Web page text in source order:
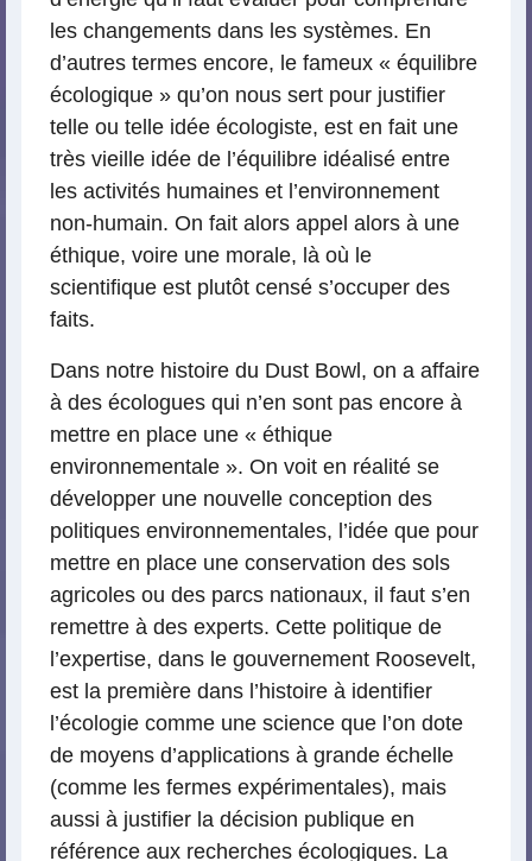
les changements dans les systèmes. En
d’autres termes encore, le fameux « équilibre
écologique » qu’on nous sert pour justifier
telle ou telle idée écologiste, est en fait une
très vieille idée de l’équilibre idéalisé entre
les activités humaines et l’environnement
non-humain. On fait alors appel alors à une
éthique, voire une morale, là où le
scientifique est plutôt censé s’occuper des
faits.
Dans notre histoire du Dust Bowl, on a affaire
à des écologues qui n’en sont pas encore à
mettre en place une « éthique
environnementale ». On voit en réalité se
développer une nouvelle conception des
politiques environnementales, l’idée que pour
mettre en place une conservation des sols
agricoles ou des parcs nationaux, il faut s’en
remettre à des experts. Cette politique de
l’expertise, dans le gouvernement Roosevelt,
est la première dans l’histoire à identifier
l’écologie comme une science que l’on dote
de moyens d’applications à grande échelle
(comme les fermes expérimentales), mais
aussi à justifier la décision publique en
référence aux recherches écologiques. La